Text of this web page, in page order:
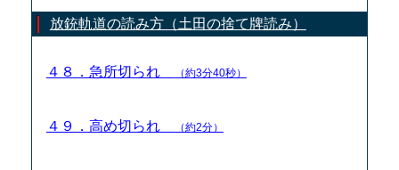
放銃軌道の読み方（土田の捨て牌読み）
４８．急所切られ （約3分40秒）
４９．高め切られ （約2分）